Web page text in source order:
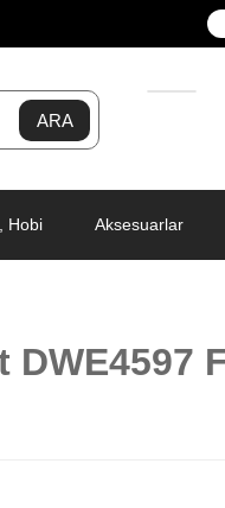
Hobi Aksesuarlar
DWE4597